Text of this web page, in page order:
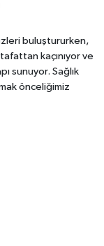
buluştururken,
kaçınıyor ve
sunuyor. Sağlık
önceliğimiz